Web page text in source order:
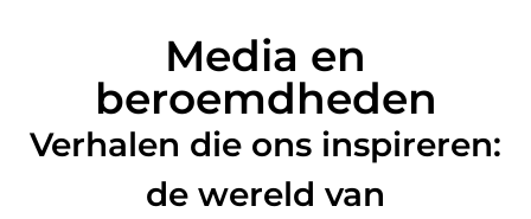
Media en
beroemdheden
Verhalen die ons inspireren:
de wereld van